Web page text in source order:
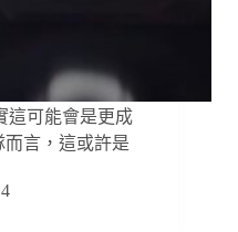
這可能會是更成
言，這或許是